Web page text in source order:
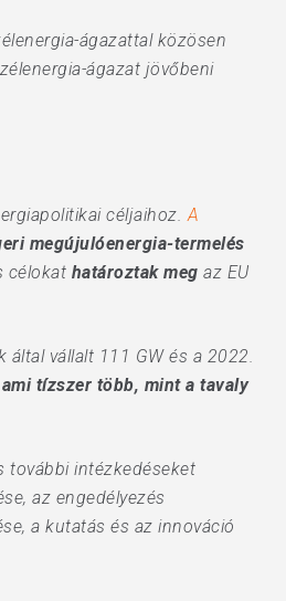
ágazattal közösen
ágazat jövőbeni
céljaihoz.A
megújulóenergia-termelés
célokat határoztak meg az EU
vállalt 111 GW és a 2022.
tízszer több, mint a tavaly
további intézkedéseket
az engedélyezés
a kutatás és az innováció